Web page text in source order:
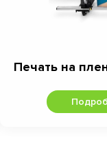
Печать на